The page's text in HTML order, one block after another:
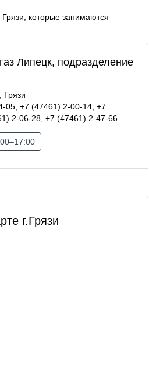
которые занимаются
Липецк, подразделение
05, +7 (47461) 2-00-14, +7
2-06-28, +7 (47461) 2-47-66
г.Грязи